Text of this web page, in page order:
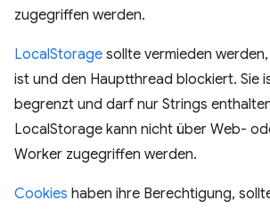
zugegriffen werden.
LocalStorage sollte vermieden
ist und den Hauptthread blockiert. Sie
begrenzt und darf nur Strings
LocalStorage kann nicht über Web-
Worker zugegriffen werden.
Cookies haben ihre Berechtigung,